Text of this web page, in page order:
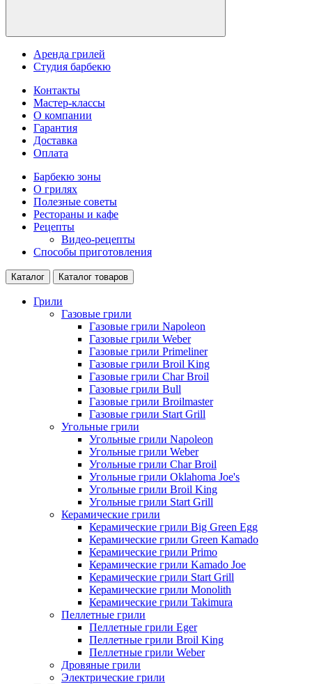
Аренда грилей
Студия барбекю
Контакты
Мастер-классы
О компании
Гарантия
Доставка
Оплата
Барбекю зоны
О грилях
Полезные советы
Рестораны и кафе
Рецепты
Видео-рецепты
Способы приготовления
Каталог Каталог товаров
Грили
Газовые грили
Газовые грили Napoleon
Газовые грили Weber
Газовые грили Primeliner
Газовые грили Broil King
Газовые грили Char Broil
Газовые грили Bull
Газовые грили Broilmaster
Газовые грили Start Grill
Угольные грили
Угольные грили Napoleon
Угольные грили Weber
Угольные грили Char Broil
Угольные грили Oklahoma Joe's
Угольные грили Broil King
Угольные грили Start Grill
Керамические грили
Керамические грили Big Green Egg
Керамические грили Green Kamado
Керамические грили Primo
Керамические грили Kamado Joe
Керамические грили Start Grill
Керамические грили Monolith
Керамические грили Takimura
Пеллетные грили
Пеллетные грили Eger
Пеллетные грили Broil King
Пеллетные грили Weber
Дровяные грили
Электрические грили